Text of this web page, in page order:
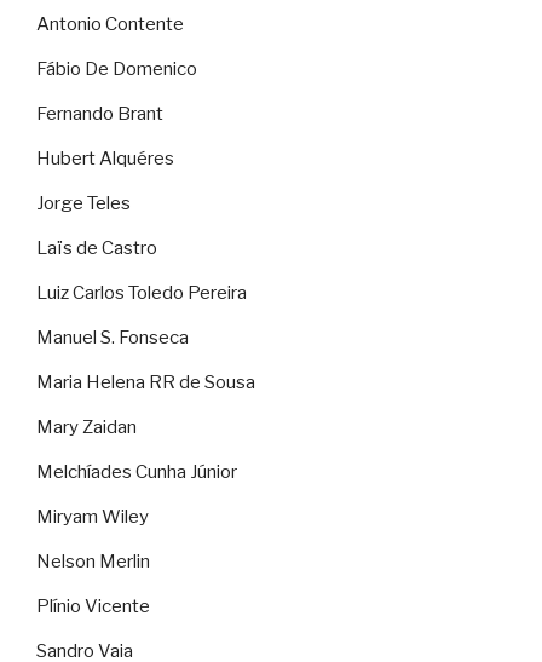
Antonio Contente
Fábio De Domenico
Fernando Brant
Hubert Alquéres
Jorge Teles
Laïs de Castro
Luiz Carlos Toledo Pereira
Manuel S. Fonseca
Maria Helena RR de Sousa
Mary Zaidan
Melchíades Cunha Júnior
Miryam Wiley
Nelson Merlin
Plínio Vicente
Sandro Vaia